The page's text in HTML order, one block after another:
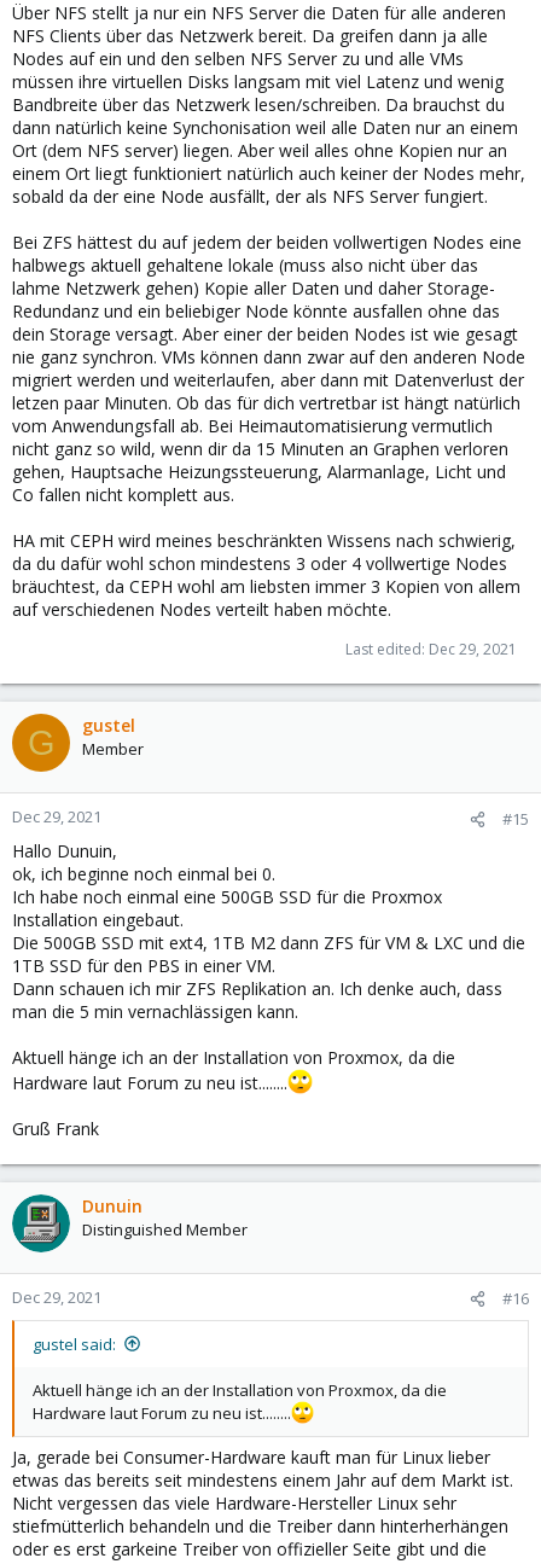
Über NFS stellt ja nur ein NFS Server die Daten für alle anderen
NFS Clients über das Netzwerk bereit. Da greifen dann ja alle
Nodes auf ein und den selben NFS Server zu und alle VMs
müssen ihre virtuellen Disks langsam mit viel Latenz und wenig
Bandbreite über das Netzwerk lesen/schreiben. Da brauchst du
dann natürlich keine Synchonisation weil alle Daten nur an einem
Ort (dem NFS server) liegen. Aber weil alles ohne Kopien nur an
einem Ort liegt funktioniert natürlich auch keiner der Nodes mehr,
sobald da der eine Node ausfällt, der als NFS Server fungiert.
Bei ZFS hättest du auf jedem der beiden vollwertigen Nodes eine
halbwegs aktuell gehaltene lokale (muss also nicht über das
lahme Netzwerk gehen) Kopie aller Daten und daher Storage-
Redundanz und ein beliebiger Node könnte ausfallen ohne das
dein Storage versagt. Aber einer der beiden Nodes ist wie gesagt
nie ganz synchron. VMs können dann zwar auf den anderen Node
migriert werden und weiterlaufen, aber dann mit Datenverlust der
letzen paar Minuten. Ob das für dich vertretbar ist hängt natürlich
vom Anwendungsfall ab. Bei Heimautomatisierung vermutlich
nicht ganz so wild, wenn dir da 15 Minuten an Graphen verloren
gehen, Hauptsache Heizungssteuerung, Alarmanlage, Licht und
Co fallen nicht komplett aus.
HA mit CEPH wird meines beschränkten Wissens nach schwierig,
da du dafür wohl schon mindestens 3 oder 4 vollwertige Nodes
bräuchtest, da CEPH wohl am liebsten immer 3 Kopien von allem
auf verschiedenen Nodes verteilt haben möchte.
Last edited: Dec 29, 2021
G gustel
Member
Dec 29, 2021 #15
Hallo Dunuin,
ok, ich beginne noch einmal bei 0.
Ich habe noch einmal eine 500GB SSD für die Proxmox
Installation eingebaut.
Die 500GB SSD mit ext4, 1TB M2 dann ZFS für VM & LXC und die
1TB SSD für den PBS in einer VM.
Dann schauen ich mir ZFS Replikation an. Ich denke auch, dass
man die 5 min vernachlässigen kann.
Aktuell hänge ich an der Installation von Proxmox, da die
Hardware laut Forum zu neu ist........
Gruß Frank
Dunuin
Distinguished Member
Dec 29, 2021 #16
gustel said:
Aktuell hänge ich an der Installation von Proxmox, da die
Hardware laut Forum zu neu ist........
Ja, gerade bei Consumer-Hardware kauft man für Linux lieber
etwas das bereits seit mindestens einem Jahr auf dem Markt ist.
Nicht vergessen das viele Hardware-Hersteller Linux sehr
stiefmütterlich behandeln und die Treiber dann hinterherhängen
oder es erst garkeine Treiber von offizieller Seite gibt und die